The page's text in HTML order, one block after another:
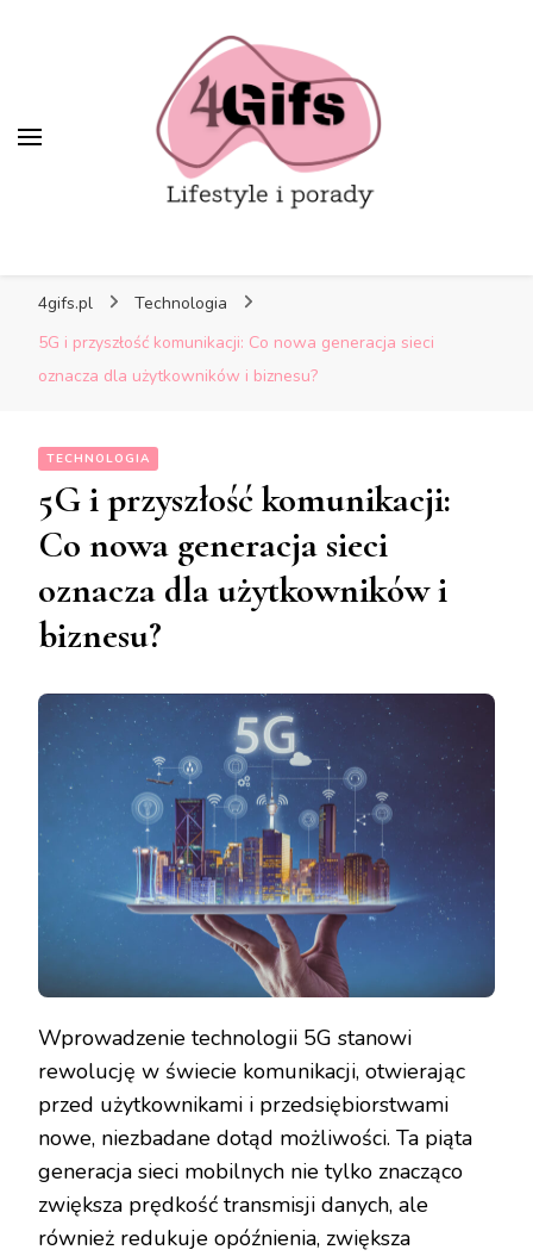
4gifs.pl
Technologia
5G i przyszłość komunikacji: Co nowa generacja sieci
oznacza dla użytkowników i biznesu?
TECHNOLOGIA
5G i przyszłość komunikacji:
Co nowa generacja sieci
oznacza dla użytkowników i
biznesu?
Wprowadzenie technologii 5G stanowi
rewolucję w świecie komunikacji, otwierając
przed użytkownikami i przedsiębiorstwami
nowe, niezbadane dotąd możliwości. Ta piąta
generacja sieci mobilnych nie tylko znacząco
zwiększa prędkość transmisji danych, ale
również redukuje opóźnienia, zwiększa